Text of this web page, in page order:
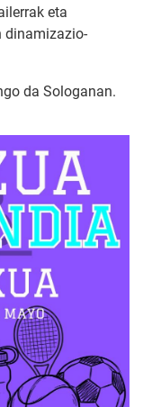
eta
dinamizazio-
da Sologanan.